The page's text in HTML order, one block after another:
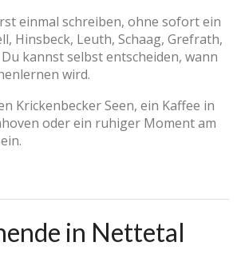
einmal schreiben, ohne sofort ein
Hinsbeck, Leuth, Schaag, Grefrath,
kannst selbst entscheiden, wann
wird.
Krickenbecker Seen, ein Kaffee in
oder ein ruhiger Moment am
in Nettetal